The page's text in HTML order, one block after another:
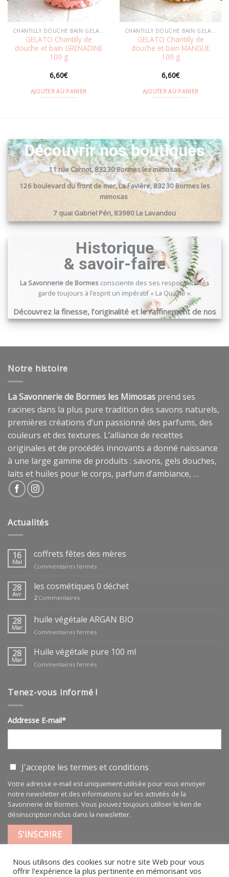
GELATO Chantilly de
douche et bain GRENADINE
100 g
6,60€
AJOUTER AU PANIER
GELATO Chantilly de
douche et bain MANGUE
100 g
6,60€
AJOUTER AU PANIER
Découvrir nos boutiques
11 rue Carnot, 83230 Bormes les mimosas
126 boulevard du front de mer, La Favière, 83230 Bormes les
mimosas
7 quai Gabriel Péri, 83980 Le Lavandou
Historique
& savoir-faire
La Savonnerie de Bormesconsciente des ses responsabilités
garde toujours à l’esprit un impératif « La Qualité ».
Découvrez la finesse, l’originalité et le raffinement de nos
produits …
Notre histoire
La Savonnerie de Bormes les Mimosas prend ses
racines dans la plus pure tradition des savons naturels,
premières créations d’un passionné des parfums, des
couleurs et des textures. L’alliance de recettes
originales et de procédés innovants a donné naissance
à une large gamme de produits : savons, gels douches,
laits et huiles pour le corps, parfum d’ambiance, …
Actualités
16
Mai
coffrets fêtes des mères
Commentaires ferméssur
fêtes
28
Avr
les cosmétiques 0 déchet
2Commentaires
28
Mar
huile végétale ARGAN BIO
Commentaires ferméssur
végétale
BIO
28
Mar
Huile végétale pure 100 ml
Commentaires ferméssur
pure
Tenez-vous informé !
Addresse E-mail*
J'accepte les termes et conditions
Votre adresse e-mail est uniquement utilisée pour vous envoyer
notre newsletter et des informations sur les activités de la
Savonnerie de Bormes. Vous pouvez toujours utiliser le lien de
désinscription inclus dans la newsletter.
Nous utilisons des cookies sur notre site Web pour vous
offrir l'expérience la plus pertinente en mémorisant vos